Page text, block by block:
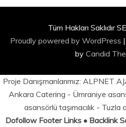
Tüm Hakları Saklıdır
Proudly powered by WordPress |
by Candid
Proje Danışmanlarımız: ALPNET
Ankara Catering - Ümraniye
asansörlü taşımacılık - Tuzla
Dofollow Footer Links • Backlink